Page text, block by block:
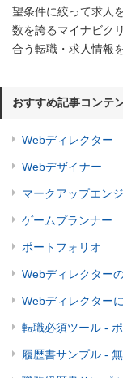
望条件に絞って求人
数を誇るマイナビク
合う転職・求人情報
おすすめ記事コンテ
Webディレクター
Webデザイナー
マークアップエン
ゲームプランナー
ポートフォリオ
Webディレクター
Webディレクター
転職必須ツール -
履歴書サンプル -